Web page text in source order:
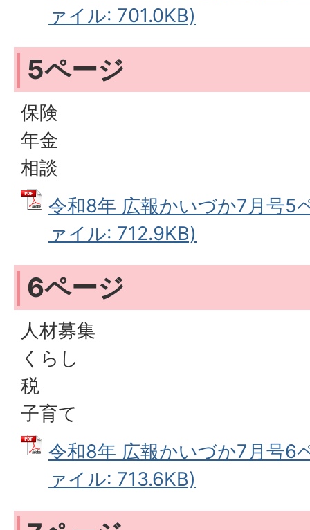
ァイル: 701.0KB)
5ページ
保険
年金
相談
令和8年 広報かいづか7月号5
ァイル: 712.9KB)
6ページ
人材募集
くらし
税
子育て
令和8年 広報かいづか7月号6
ァイル: 713.6KB)